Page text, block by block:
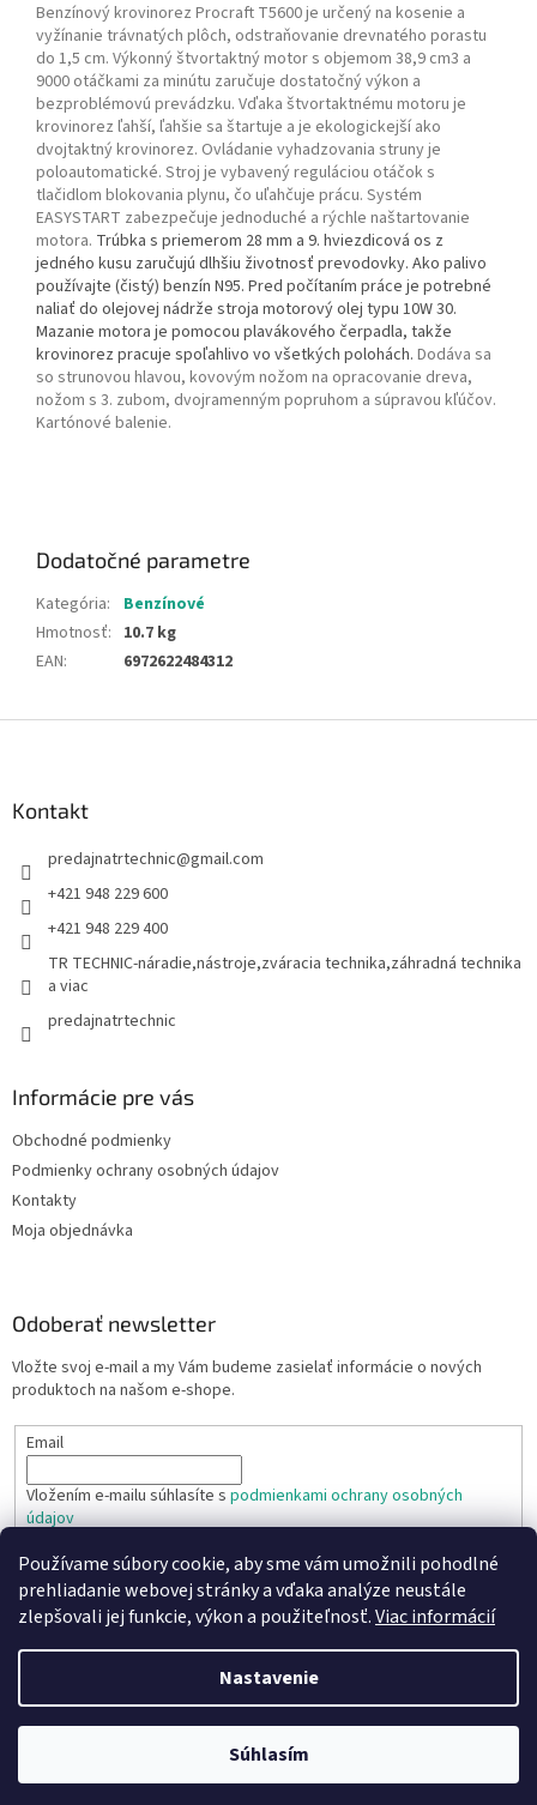
Používame súbory cookie, aby sme vám umožnili pohodlné
prehliadanie webovej stránky a vďaka analýze neustále
zlepšovali jej funkcie, výkon a použiteľnosť.Viac informácií
Nastavenie
Súhlasím
Benzínový krovinorez Procraft T5600 je určený na kosenie a
vyžínanie trávnatých plôch, odstraňovanie drevnatého porastu
do 1,5 cm. Výkonný štvortaktný motor s objemom 38,9 cm3 a
9000 otáčkami za minútu zaručuje dostatočný výkon a
bezproblémovú prevádzku. Vďaka štvortaktnému motoru je
krovinorez ľahší, ľahšie sa štartuje a je ekologickejší ako
dvojtaktný krovinorez. Ovládanie vyhadzovania struny je
poloautomatické. Stroj je vybavený reguláciou otáčok s
tlačidlom blokovania plynu, čo uľahčuje prácu. Systém
EASYSTART zabezpečuje jednoduché a rýchle naštartovanie
motora. Trúbka s priemerom 28 mm a 9. hviezdicová os z
jedného kusu zaručujú dlhšiu životnosť prevodovky. Ako palivo
používajte (čistý) benzín N95. Pred počítaním práce je potrebné
naliať do olejovej nádrže stroja motorový olej typu 10W 30.
Mazanie motora je pomocou plavákového čerpadla, takže
krovinorez pracuje spoľahlivo vo všetkých polohách. Dodáva sa
so strunovou hlavou, kovovým nožom na opracovanie dreva,
nožom s 3. zubom, dvojramenným popruhom a súpravou kľúčov.
Kartónové balenie.
Dodatočné parametre
Kategória:
Benzínové
Hmotnosť: 10.7 kg
EAN: 6972622484312
Kontakt
predajnatrtechnic@gmail.com
+421 948 229 600
+421 948 229 400
TR TECHNIC-náradie,nástroje,zváracia technika,záhradná technika
a viac
predajnatrtechnic
Informácie pre vás
Obchodné podmienky
Podmienky ochrany osobných údajov
Kontakty
Moja objednávka
Odoberať newsletter
Vložte svoj e-mail a my Vám budeme zasielať informácie o nových
produktoch na našom e-shope.
Email
Vložením e-mailu súhlasíte s podmienkami ochrany osobných
údajov
PRIHLÁSIŤ SA
Vytvoril Shoptet
TR TECHNIC s.r.o.. Všetky práva vyhradené.